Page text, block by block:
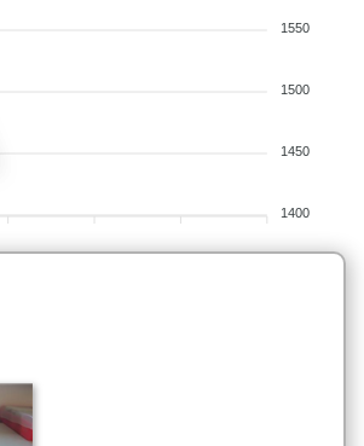
1550
1500
1450
1400